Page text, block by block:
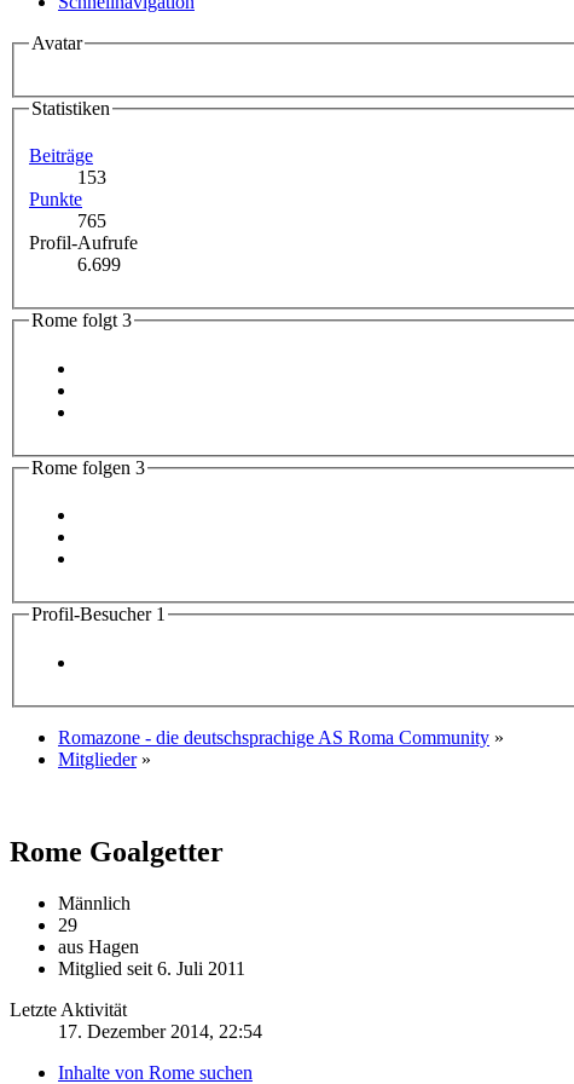
Avatar
Statistiken
Beiträge
153
Punkte
765
Profil-Aufrufe
6.699
Rome folgt 3
Rome folgen 3
Profil-Besucher 1
Romazone - die deutschsprachige AS Roma Community »
Mitglieder »
Rome Goalgetter
Männlich
29
aus Hagen
Mitglied seit 6. Juli 2011
Letzte Aktivität
17. Dezember 2014, 22:54
Inhalte von Rome suchen